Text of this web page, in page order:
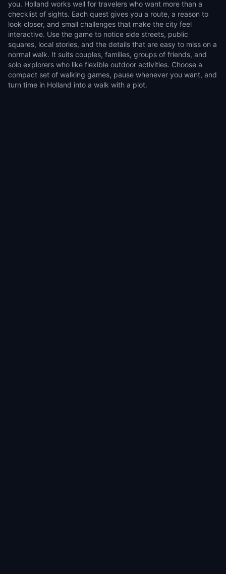
you. Holland works well for travelers who want more than a
checklist of sights. Each quest gives you a route, a reason to
look closer, and small challenges that make the city feel
interactive. Use the game to notice side streets, public
squares, local stories, and the details that are easy to miss on a
normal walk. It suits couples, families, groups of friends, and
solo explorers who like flexible outdoor activities. Choose a
compact set of walking games, pause whenever you want, and
turn time in Holland into a walk with a plot.